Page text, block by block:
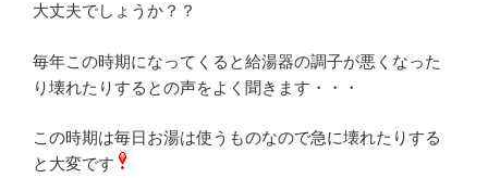
大丈夫でしょうか？？
毎年この時期になってくると給湯器の調子が悪くなった
り壊れたりするとの声をよく聞きます・・・
この時期は毎日お湯は使うものなので急に壊れたりする
と大変です